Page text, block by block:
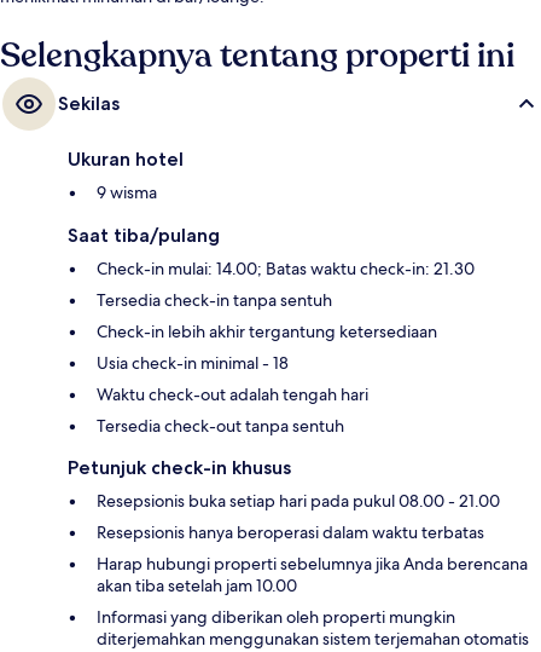
Selengkapnya tentang properti ini
Sekilas
Ukuran hotel
9 wisma
Saat tiba/pulang
Check-in mulai: 14.00; Batas waktu check-in: 21.30
Tersedia check-in tanpa sentuh
Check-in lebih akhir tergantung ketersediaan
Usia check-in minimal - 18
Waktu check-out adalah tengah hari
Tersedia check-out tanpa sentuh
Petunjuk check-in khusus
Resepsionis buka setiap hari pada pukul 08.00 - 21.00
Resepsionis hanya beroperasi dalam waktu terbatas
Harap hubungi properti sebelumnya jika Anda berencana
akan tiba setelah jam 10.00
Informasi yang diberikan oleh properti mungkin
diterjemahkan menggunakan sistem terjemahan otomatis